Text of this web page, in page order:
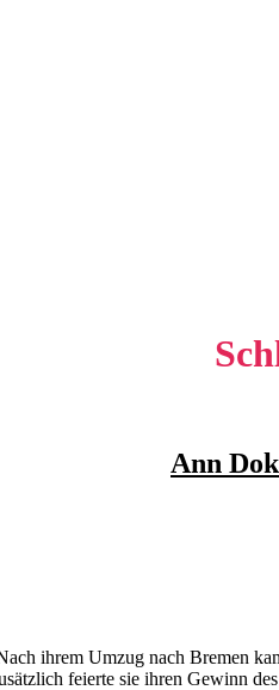
Ann
ihrem Umzug nach Bremen
feierte sie ihren Gewinn